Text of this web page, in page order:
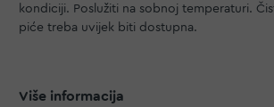
kondiciji. Poslužiti na sobnoj temperaturi.
piće treba uvijek biti dostupna.
Više informacija